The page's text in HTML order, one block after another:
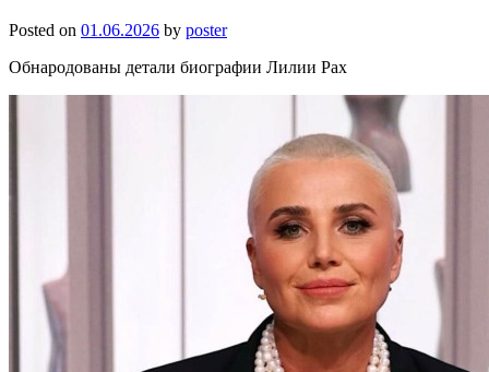
Posted on 01.06.2026 by poster
Обнародованы детали биографии Лилии Рах